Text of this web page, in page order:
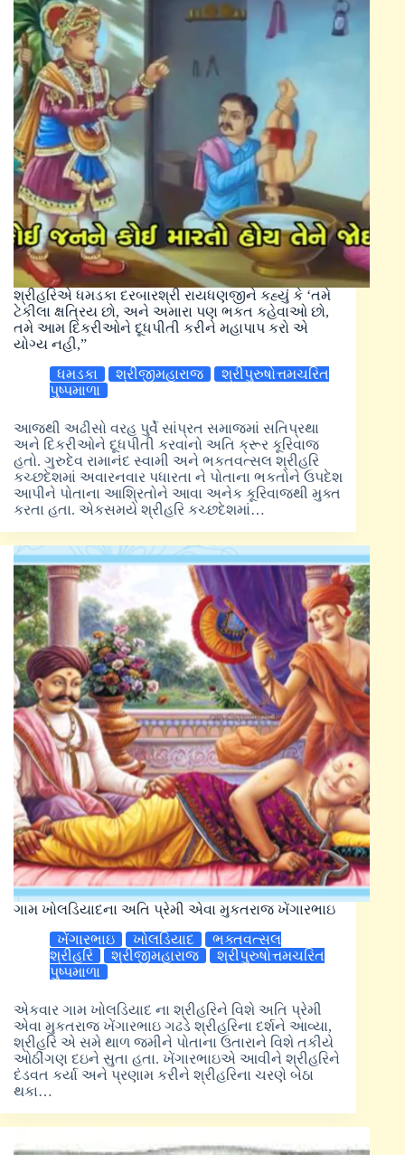
શ્રીહરિએ ધમડકા દરબારશ્રી રાયધણજીને કહ્યું કે ‘તમે
ટેકીલા ક્ષત્રિય છો, અને અમારા પણ ભકત કહેવાઓ છો,
તમે આમ દિકરીઓને દૂધપીતી કરીને મહાપાપ કરો એ
યોગ્ય નહી,”
ધમડકા
શ્રીજીમહારાજ
શ્રીપુરુષોત્તમચરિત
પુષ્પમાળા
આજથી અઢીસો વરહ પુર્વે સાંપ્રત સમાજમાં સતિપ્રથા
અને દિકરીઓને દૂધપીતી કરવાનો અતિ ક્રૂર કૂરિવાજ
હતો. ગુરુદેવ રામાનંદ સ્વામી અને ભકતવત્સલ શ્રીહરિ
કચ્છદેશમાં અવારનવાર પધારતા ને પોતાના ભકતોને ઉપદેશ
આપીને પોતાના આશ્રિતોને આવા અનેક કૂરિવાજથી મુક્ત
કરતા હતા. એકસમયે શ્રીહરિ કચ્છદેશમાં…
ગામ ખોલડિયાદના અતિ પ્રેમી એવા મુકતરાજ ખેંગારભાઇ
ખેંગારભાઇ
ખોલડિયાદ
ભક્તવત્સલ
શ્રીહરિ
શ્રીજીમહારાજ
શ્રીપુરુષોત્તમચરિત
પુષ્પમાળા
એકવાર ગામ ખોલડિયાદ ના શ્રીહરિને વિશે અતિ પ્રેમી
એવા મુકતરાજ ખેંગારભાઇ ગઢડે શ્રીહરિના દર્શને આવ્યા,
શ્રીહરિ એ સમે થાળ જમીને પોતાના ઉતારાને વિશે તકીયે
ઓઠીંગણ દઇને સુતા હતા. ખેંગારભાઇએ આવીને શ્રીહરિને
દંડવત કર્યા અને પ્રણામ કરીને શ્રીહરિના ચરણે બેઠા
થકા…